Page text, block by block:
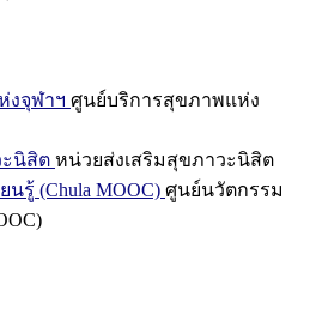
งจุฬาฯ ศูนย์บริการสุขภาพแห่ง
ะนิสิต หน่วยส่งเสริมสุขภาวะนิสิต
รู้ (Chula MOOC) ศูนย์นวัตกรรม